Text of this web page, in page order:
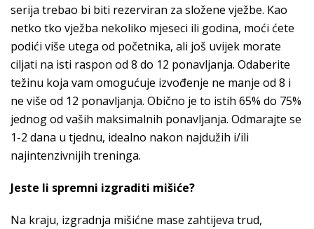
serija trebao bi biti rezerviran za složene vježbe. Kao
netko tko vježba nekoliko mjeseci ili godina, moći ćete
podići više utega od početnika, ali još uvijek morate
ciljati na isti raspon od 8 do 12 ponavljanja. Odaberite
težinu koja vam omogućuje izvođenje ne manje od 8 i
ne više od 12 ponavljanja. Obično je to istih 65% do 75%
jednog od vaših maksimalnih ponavljanja. Odmarajte se
1-2 dana u tjednu, idealno nakon najdužih i/ili
najintenzivnijih treninga.
Jeste li spremni izgraditi mišiće?
Na kraju, izgradnja mišićne mase zahtijeva trud,